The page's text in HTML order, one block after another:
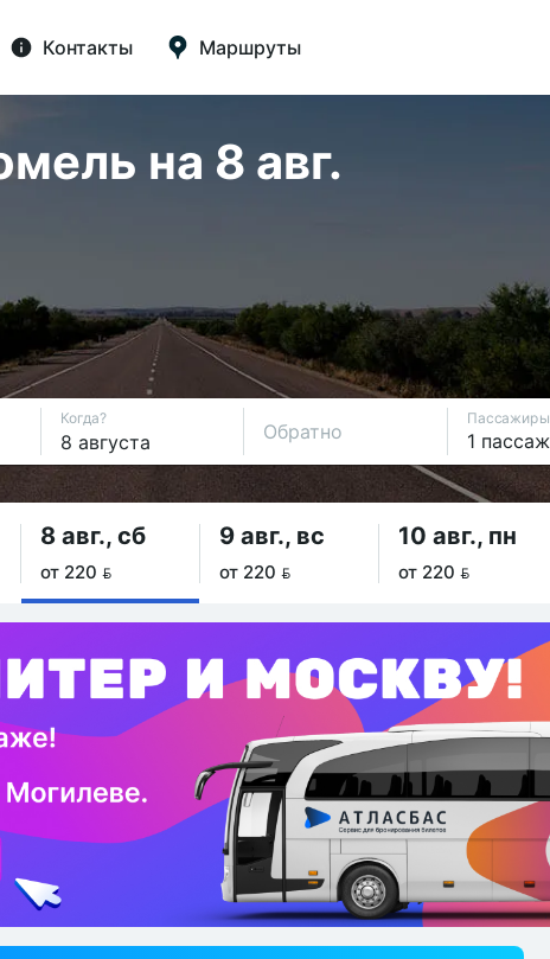
Контакты Маршруты
на 8 авг.
Когда?
Обратно
Пассажиры
8 авг., сб
от 220 
9 авг., вс
от 220 
10 авг., пн
от 220 